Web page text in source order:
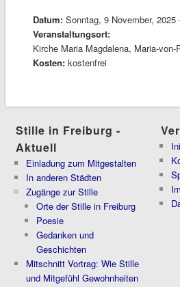
Datum: Sonntag, 9 November, 2025
Veranstaltungsort:
Kirche Maria Magdalena, Maria-von-
Kosten: kostenfrei
Stille in Freiburg -
Aktuell
Einladung zum Mitgestalten
In anderen Städten
Zugänge zur Stille
Orte der Stille in Freiburg
Poesie
Gedanken und
Geschichten
Mitschnitt Vortrag: Wie Stille
und Mitgefühl Gewohnheiten